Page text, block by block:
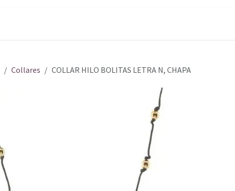
Collares COLLAR HILO BOLITAS LETRA N, CHAPA